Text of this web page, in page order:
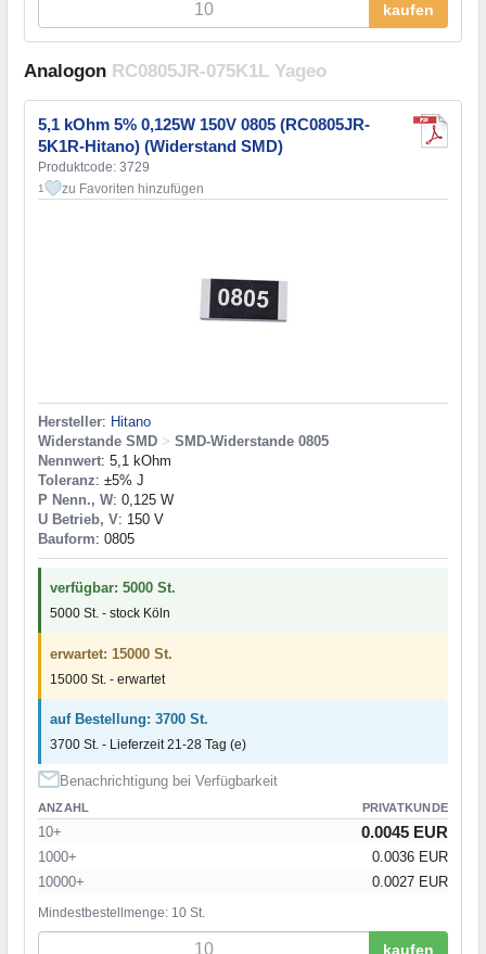
kaufen
Analogon RC0805JR-075K1L Yageo
5,1 kOhm 5% 0,125W 150V 0805 (RC0805JR-
5K1R-Hitano) (Widerstand SMD)
Produktcode: 3729
1 zu Favoriten hinzufügen
Hersteller: Hitano
Widerstande SMD > SMD-Widerstande 0805
Nennwert: 5,1 kOhm
Toleranz: ±5% J
P Nenn., W: 0,125 W
U Betrieb, V: 150 V
Bauform: 0805
verfügbar: 5000 St.
5000 St. - stock Köln
erwartet: 15000 St.
15000 St. - erwartet
auf Bestellung: 3700 St.
3700 St. - Lieferzeit 21-28 Tag (e)
Benachrichtigung bei Verfügbarkeit
ANZAHL PRIVATKUNDE
10+ 0.0045 EUR
1000+
0.0036 EUR
10000+
0.0027 EUR
Mindestbestellmenge: 10 St.
kaufen